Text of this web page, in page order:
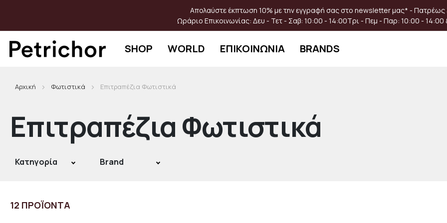
περιεχόμενο
Απολαύστε έκπτωση 10% με την εγγραφή σας στο newsletter μας* -
Ωράριο Επικοινωνίας: Δευ - Τετ - Σαβ: 10:00 - 14:00Τρι - Πεμ - Παρ: 10:00 - 14:00
SHOP WORLD ΕΠΙΚΟΙΝΩΝΙΑ BRANDS
Αρχική Φωτιστικά Επιτραπέζια Φωτιστικά
Επιτραπέζια Φωτιστικά
Κατηγορία Brand
12 ΠΡΟΪΟΝΤΑ